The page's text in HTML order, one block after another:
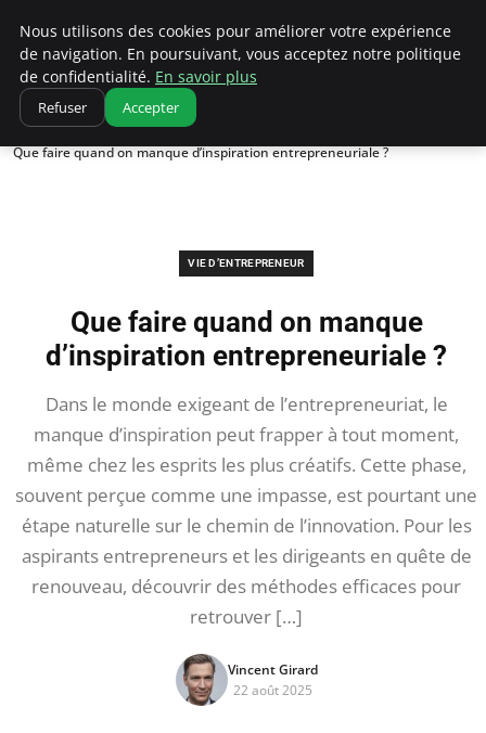
Ultimatefs
Accueil
Vie d’entrepreneur
Que faire quand on manque d’inspiration entrepreneuriale ?
VIE D’ENTREPRENEUR
Que faire quand on manque
d’inspiration entrepreneuriale ?
Dans le monde exigeant de l’entrepreneuriat, le
manque d’inspiration peut frapper à tout moment,
même chez les esprits les plus créatifs. Cette phase,
souvent perçue comme une impasse, est pourtant une
étape naturelle sur le chemin de l’innovation. Pour les
aspirants entrepreneurs et les dirigeants en quête de
renouveau, découvrir des méthodes efficaces pour
retrouver […]
Vincent Girard
22 août 2025
Nous utilisons des cookies pour améliorer votre expérience
de navigation. En poursuivant, vous acceptez notre politique
de confidentialité. En savoir plus
Refuser Accepter